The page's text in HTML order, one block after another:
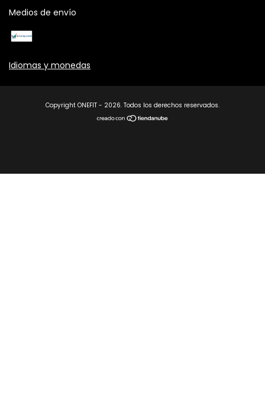
Medios de envío
Idiomas y monedas
Copyright ONEFIT - 2026. Todos los derechos reservados.